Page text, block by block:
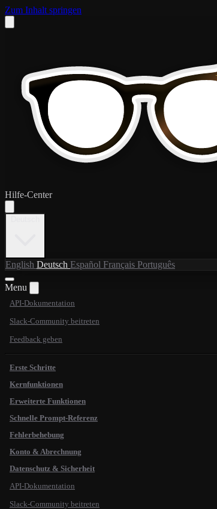
Zum Inhalt springen
Hilfe-Center
English Deutsch Español Français Português
Menu
API-Dokumentation
Slack-Community beitreten
Feedback geben
Erste Schritte
Kernfunktionen
Erweiterte Funktionen
Schnelle Prompt-Referenz
Fehlerbehebung
Konto & Abrechnung
Datenschutz & Sicherheit
API-Dokumentation
Slack-Community beitreten